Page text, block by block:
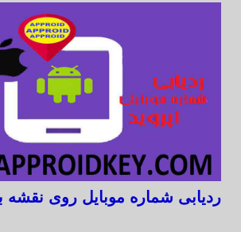
ردیابی شماره موبایل روی نقشه